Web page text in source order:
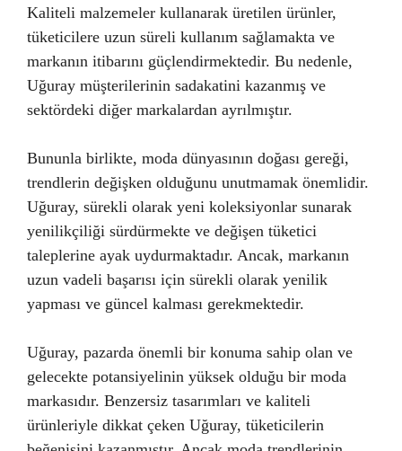
Kaliteli malzemeler kullanarak üretilen ürünler,
tüketicilere uzun süreli kullanım sağlamakta ve
markanın itibarını güçlendirmektedir. Bu nedenle,
Uğuray müşterilerinin sadakatini kazanmış ve
sektördeki diğer markalardan ayrılmıştır.
Bununla birlikte, moda dünyasının doğası gereği,
trendlerin değişken olduğunu unutmamak önemlidir.
Uğuray, sürekli olarak yeni koleksiyonlar sunarak
yenilikçiliği sürdürmekte ve değişen tüketici
taleplerine ayak uydurmaktadır. Ancak, markanın
uzun vadeli başarısı için sürekli olarak yenilik
yapması ve güncel kalması gerekmektedir.
Uğuray, pazarda önemli bir konuma sahip olan ve
gelecekte potansiyelinin yüksek olduğu bir moda
markasıdır. Benzersiz tasarımları ve kaliteli
ürünleriyle dikkat çeken Uğuray, tüketicilerin